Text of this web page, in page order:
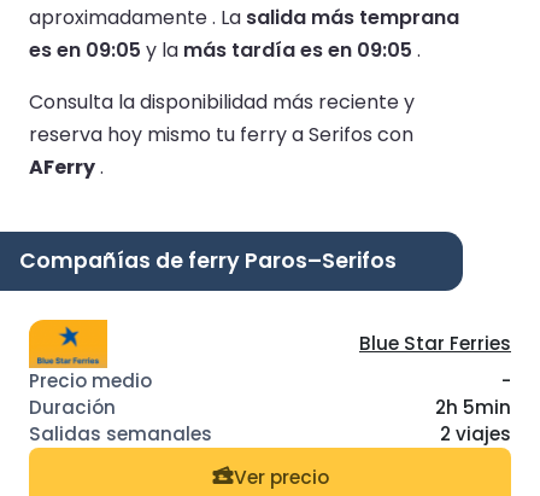
aproximadamente . La salida más temprana
es en 09:05 y la más tardía es en 09:05 .
Consulta la disponibilidad más reciente y
reserva hoy mismo tu ferry a Serifos con
AFerry.
Compañías de ferry Paros–Serifos
Blue Star Ferries
-
2h 5min
2 viajes
Ver precio